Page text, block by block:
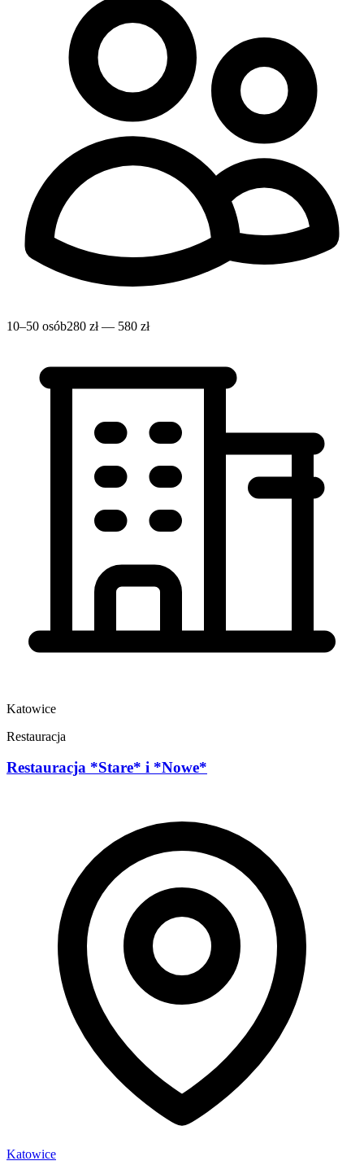
10–50 osób280 zł — 580 zł
Katowice
Restauracja
Restauracja *Stare* i *Nowe*
Katowice